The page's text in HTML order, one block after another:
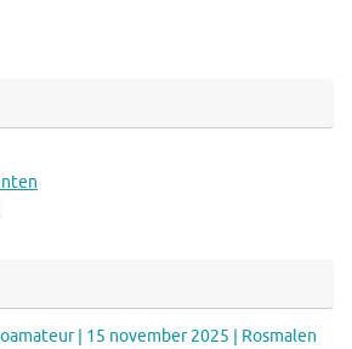
| 15 november 2025 | Rosmalen